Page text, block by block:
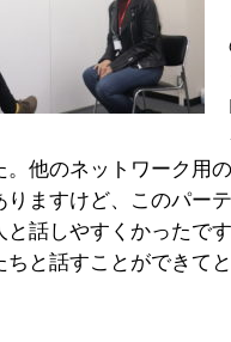
。他のネットワーク用
りますけど、このパー
と話しやすくかったで
ちと話すことができて